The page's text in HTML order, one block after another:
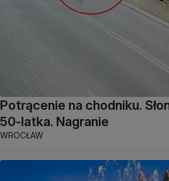
Potrącenie na chodniku.
50-latka. Nagranie
WROCŁAW